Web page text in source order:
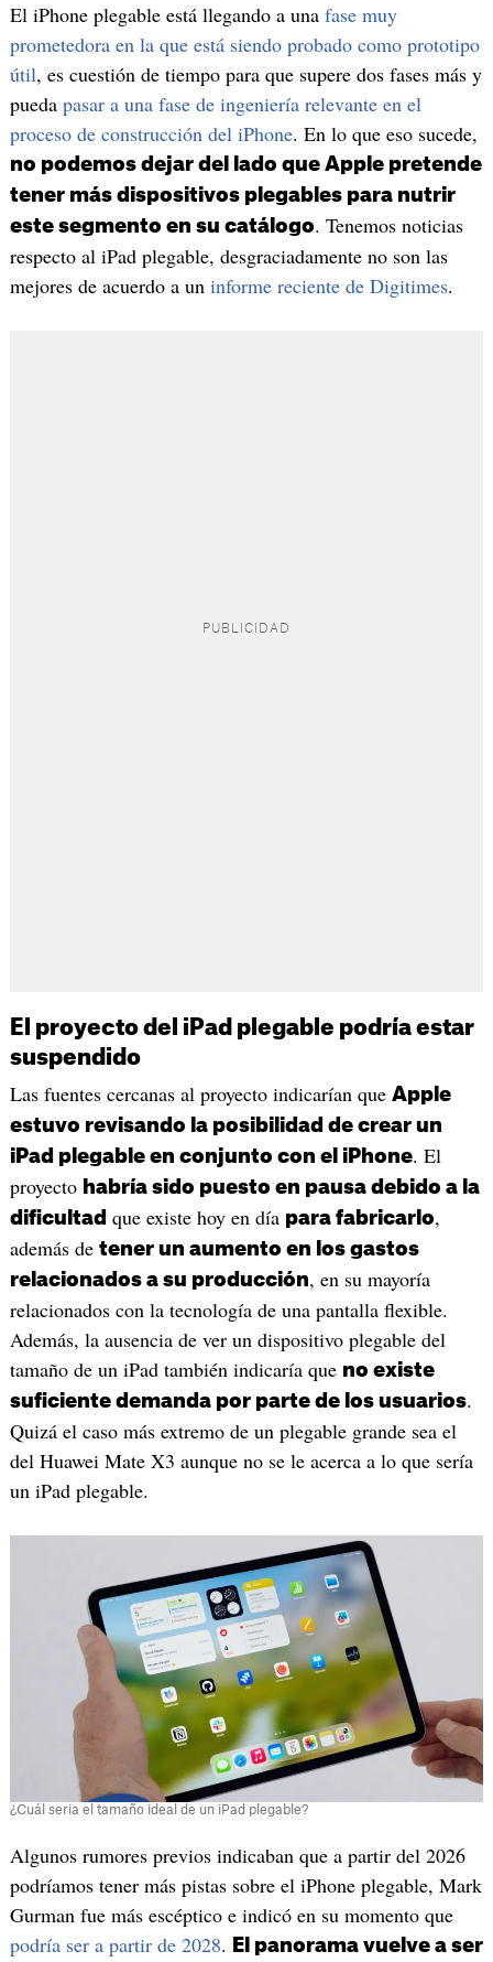
El iPhone plegable está llegando a una fase muy
prometedora en la que está siendo probado como prototipo
útil, es cuestión de tiempo para que supere dos fases más y
pueda pasar a una fase de ingeniería relevante en el
proceso de construcción del iPhone. En lo que eso sucede,
no podemos dejar del lado que Apple pretende
tener más dispositivos plegables para nutrir
este segmento en su catálogo. Tenemos noticias
respecto al iPad plegable, desgraciadamente no son las
mejores de acuerdo a un informe reciente de Digitimes.
El proyecto del iPad plegable podría estar
suspendido
Las fuentes cercanas al proyecto indicarían que Apple
estuvo revisando la posibilidad de crear un
iPad plegable en conjunto con el iPhone. El
proyecto habría sido puesto en pausa debido a la
dificultad que existe hoy en día para fabricarlo,
además de tener un aumento en los gastos
relacionados a su producción, en su mayoría
relacionados con la tecnología de una pantalla flexible.
Además, la ausencia de ver un dispositivo plegable del
tamaño de un iPad también indicaría que no existe
suficiente demanda por parte de los usuarios.
Quizá el caso más extremo de un plegable grande sea el
del Huawei Mate X3 aunque no se le acerca a lo que sería
un iPad plegable.
¿Cuál seria el tamaño ideal de un iPad plegable?
Algunos rumores previos indicaban que a partir del 2026
podríamos tener más pistas sobre el iPhone plegable, Mark
Gurman fue más escéptico e indicó en su momento que
podría ser a partir de 2028. El panorama vuelve a ser